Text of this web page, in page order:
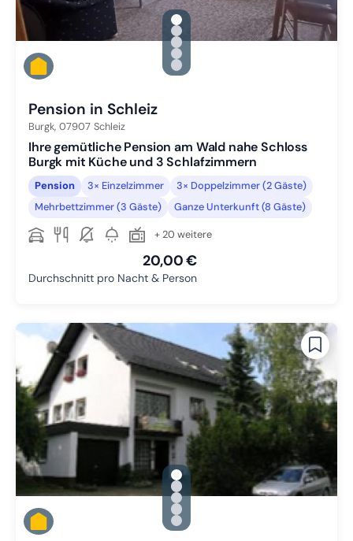
gallery.slide_selector
Zu Slide 1 wechseln
Zu Slide 2 wechseln
Zu Slide 3 wechseln
Zu Slide 4 wechseln
Zu Slide 5 wechseln
Pension in Schleiz
Burgk, 07907 Schleiz
Ihre gemütliche Pension am Wald nahe Schloss
Burgk mit Küche und 3 Schlafzimmern
Pension 3× Einzelzimmer
3× Doppelzimmer (2 Gäste)
Mehrbettzimmer (3 Gäste)
Ganze Unterkunft (8 Gäste)
+ 20 weitere
20,00 €
Durchschnitt pro Nacht & Person
gallery.slide_selector
Zu Slide 1 wechseln
Zu Slide 2 wechseln
Zu Slide 3 wechseln
Zu Slide 4 wechseln
Zu Slide 5 wechseln